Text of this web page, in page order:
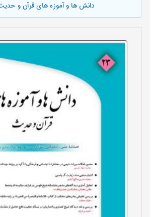
دانش ها و آموزه های قرآن و حدیث